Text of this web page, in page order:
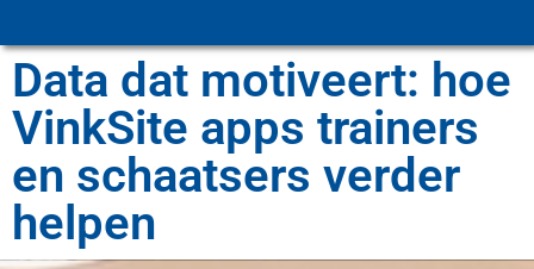
Data dat motiveert: hoe
VinkSite apps trainers
en schaatsers verder
helpen